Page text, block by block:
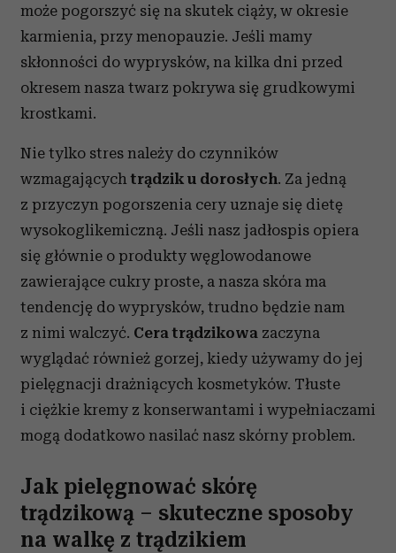
może pogorszyć się na skutek ciąży, w okresie
karmienia, przy menopauzie. Jeśli mamy
skłonności do wyprysków, na kilka dni przed
okresem nasza twarz pokrywa się grudkowymi
krostkami.
Nie tylko stres należy do czynników
wzmagającychtrądzik u dorosłych. Za jedną
z przyczyn pogorszenia cery uznaje się dietę
wysokoglikemiczną. Jeśli nasz jadłospis opiera
się głównie o produkty węglowodanowe
zawierające cukry proste, a nasza skóra ma
tendencję do wyprysków, trudno będzie nam
z nimi walczyć. Cera trądzikowa zaczyna
wyglądać również gorzej, kiedy używamy do jej
pielęgnacji drażniących kosmetyków. Tłuste
i ciężkie kremy z konserwantami i wypełniaczami
mogą dodatkowo nasilać nasz skórny problem.
Jak pielęgnować skórę
trądzikową – skuteczne sposoby
na walkę z trądzikiem